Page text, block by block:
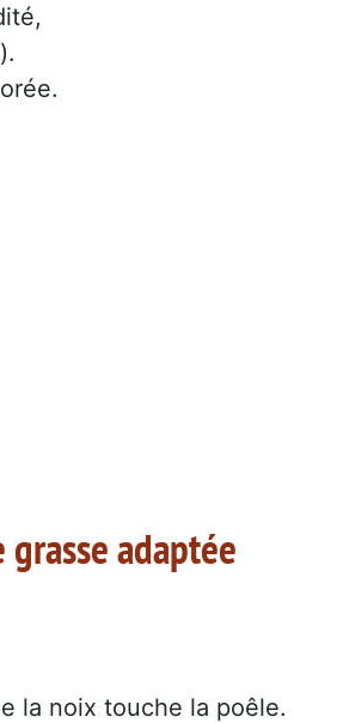
adaptée
la noix touche la poêle.